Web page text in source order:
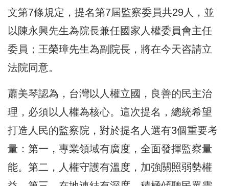
文第7條規定，提名第7屆監察委員共29人，並
以陳永興先生為院長兼任國家人權委員會主任
委員；王榮璋先生為副院長，將在今天咨請立
法院同意。
蕭美琴認為，台灣以人權立國，良善的民主治
理，必須以人權為核心。這次提名，總統希望
打造人民的監察院，對於提名人選有3個重要考
量：第一，專業領域有廣度，全面發揮監察量
能。第二，人權守護有溫度，加強關照弱勢權